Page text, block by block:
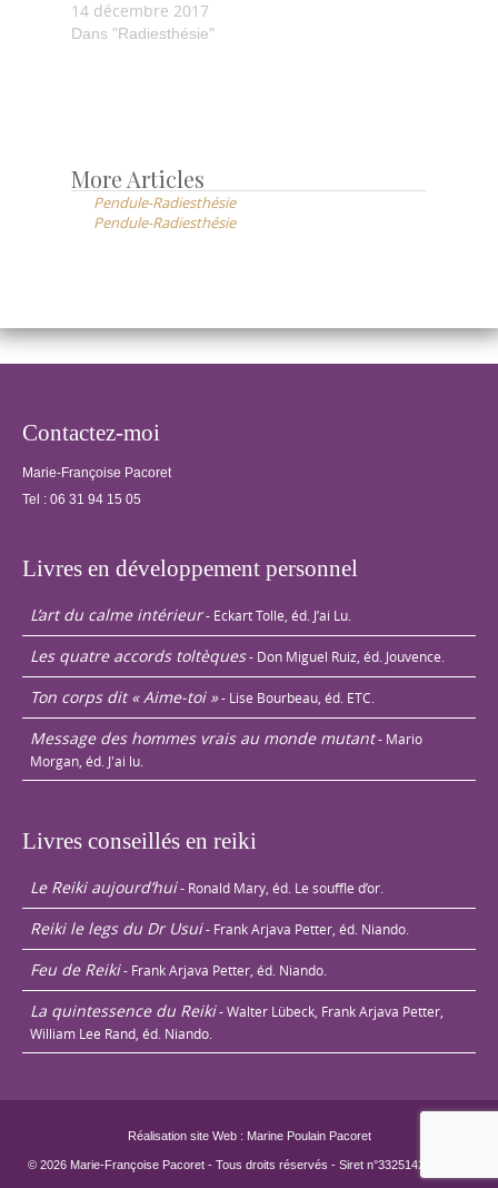
ludiques sont
proposés.
lâcher-prise, à
formuler vos
pratiques et
ludiques sont
proposés.
14 décembre 2017
Dans "Radiesthésie"
Post
navigation
More Articles
Pendule-Radiesthésie
Pendule-Radiesthésie
Contactez-moi
Marie-Françoise Pacoret
Tel : 06 31 94 15 05
Livres en développement personnel
L’art du calme intérieur- Eckart Tolle, éd. J’ai Lu.
Les quatre accords toltèques- Don Miguel Ruiz, éd. Jouvence.
Ton corps dit « Aime-toi »- Lise Bourbeau, éd. ETC.
Message des hommes vrais au monde mutant- Mario
Morgan, éd. J'ai lu.
Livres conseillés en reiki
Le Reiki aujourd’hui- Ronald Mary, éd. Le souffle d’or.
Reiki le legs du Dr Usui- Frank Arjava Petter, éd. Niando.
Feu de Reiki- Frank Arjava Petter, éd. Niando.
La quintessence du Reiki- Walter Lübeck, Frank Arjava Petter,
William Lee Rand, éd. Niando.
Réalisation site Web : Marine Poulain Pacoret
© 2026 Marie-Françoise Pacoret - Tous droits réservés - Siret n°33251429800022